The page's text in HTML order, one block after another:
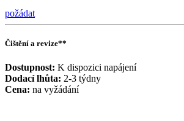
požádat
Čištění a revize**
Dostupnost: K dispozici napájení
Dodací lhůta: 2-3 týdny
Cena: na vyžádání